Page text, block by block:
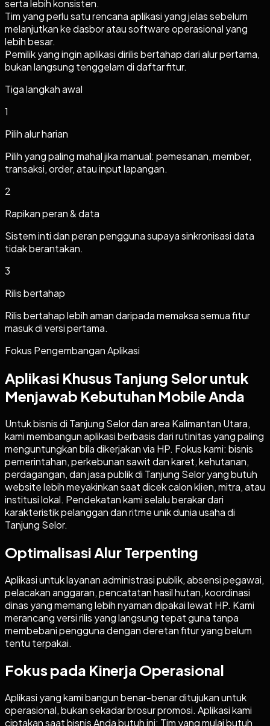
serta lebih konsisten.
Tim yang perlu satu rencana aplikasi yang jelas sebelum
melanjutkan ke dasbor atau software operasional yang
lebih besar.
Pemilik yang ingin aplikasi dirilis bertahap dari alur pertama,
bukan langsung tenggelam di daftar fitur.
Tiga langkah awal
1
Pilih alur harian
Pilih yang paling mahal jika manual: pemesanan, member,
transaksi, order, atau input lapangan.
2
Rapikan peran & data
Sistem inti dan peran pengguna supaya sinkronisasi data
tidak berantakan.
3
Rilis bertahap
Rilis bertahap lebih aman daripada memaksa semua fitur
masuk di versi pertama.
Fokus Pengembangan Aplikasi
Aplikasi Khusus Tanjung Selor untuk
Menjawab Kebutuhan Mobile Anda
Untuk bisnis di Tanjung Selor dan area Kalimantan Utara,
kami membangun aplikasi berbasis dari rutinitas yang paling
menguntungkan bila dikerjakan via HP. Fokus kami: bisnis
pemerintahan, perkebunan sawit dan karet, kehutanan,
perdagangan, dan jasa publik di Tanjung Selor yang butuh
website lebih meyakinkan saat dicek calon klien, mitra, atau
institusi lokal. Pendekatan kami selalu berakar dari
karakteristik pelanggan dan ritme unik dunia usaha di
Tanjung Selor.
Optimalisasi Alur Terpenting
Aplikasi untuk layanan administrasi publik, absensi pegawai,
pelacakan anggaran, pencatatan hasil hutan, koordinasi
dinas yang memang lebih nyaman dipakai lewat HP. Kami
merancang versi rilis yang langsung tepat guna tanpa
membebani pengguna dengan deretan fitur yang belum
tentu terpakai.
Fokus pada Kinerja Operasional
Aplikasi yang kami bangun benar-benar ditujukan untuk
operasional, bukan sekadar brosur promosi. Aplikasi kami
ciptakan saat bisnis Anda butuh ini: Tim yang mulai butuh